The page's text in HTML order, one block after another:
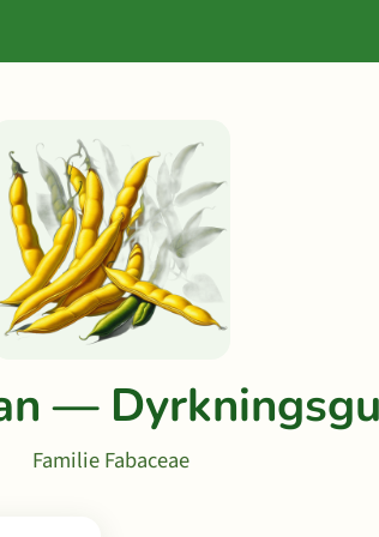
—
Familie Fabaceae